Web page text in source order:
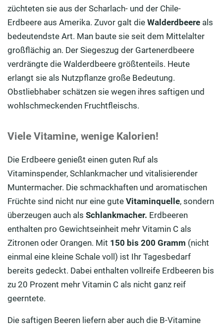
züchteten sie aus der Scharlach- und der Chile-
Erdbeere aus Amerika. Zuvor galt die Walderdbeere als
bedeutendste Art. Man baute sie seit dem Mittelalter
großflächig an. Der Siegeszug der Gartenerdbeere
verdrängte die Walderdbeere größtenteils. Heute
erlangt sie als Nutzpflanze große Bedeutung.
Obstliebhaber schätzen sie wegen ihres saftigen und
wohlschmeckenden Fruchtfleischs.
Viele Vitamine, wenige Kalorien!
Die Erdbeere genießt einen guten Ruf als
Vitaminspender, Schlankmacher und vitalisierender
Muntermacher. Die schmackhaften und aromatischen
Früchte sind nicht nur eine gute Vitaminquelle, sondern
überzeugen auch als Schlankmacher. Erdbeeren
enthalten pro Gewichtseinheit mehr Vitamin C als
Zitronen oder Orangen. Mit 150 bis 200 Gramm (nicht
einmal eine kleine Schale voll) ist Ihr Tagesbedarf
bereits gedeckt. Dabei enthalten vollreife Erdbeeren bis
zu 20 Prozent mehr Vitamin C als nicht ganz reif
geerntete.
Die saftigen Beeren liefern aber auch die B-Vitamine